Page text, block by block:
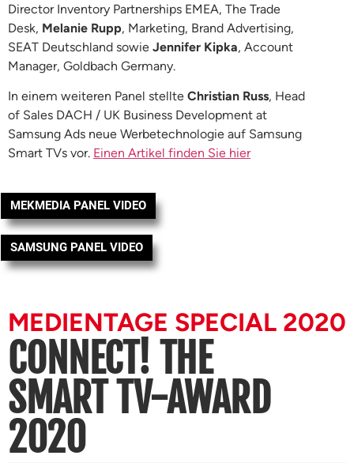
Director Inventory Partnerships EMEA, The Trade
Desk, Melanie Rupp, Marketing, Brand Advertising,
SEAT Deutschland sowie Jennifer Kipka, Account
Manager, Goldbach Germany.
In einem weiteren Panel stellte Christian Russ, Head
of Sales DACH / UK Business Development at
Samsung Ads neue Werbetechnologie auf Samsung
Smart TVs vor. Einen Artikel finden Sie hier
MEKMEDIA PANEL VIDEO
SAMSUNG PANEL VIDEO
MEDIENTAGE SPECIAL 2020
CONNECT! THE
SMART TV-AWARD
2020